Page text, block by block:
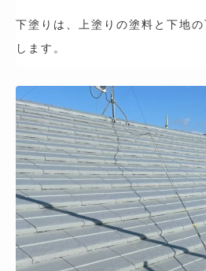
下塗りは、上塗りの塗料と下地
します。